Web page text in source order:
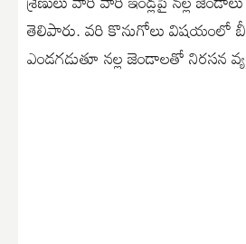
తెలిపారు. వరి కొనుగోలు విషయంలో
ఎండగడుతూ నల్ల జెండాలతో నిరసన